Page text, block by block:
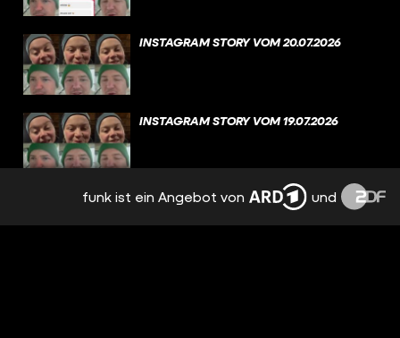
INSTAGRAM STORY VOM 20.07.2026
INSTAGRAM STORY VOM 19.07.2026
INSTAGRAM STORY VOM 18.07.2026
funk ist ein Angebot von und